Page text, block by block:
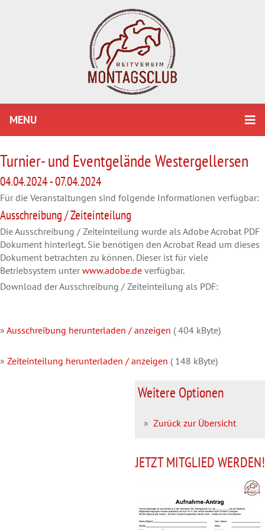
MENU
Turnier- und Eventgelände Westergellersen
04.04.2024 - 07.04.2024
Für die Veranstaltungen sind folgende Informationen verfügbar:
Ausschreibung / Zeiteinteilung
Die Ausschreibung / Zeiteinteilung wurde als Adobe Acrobat PDF
Dokument hinterlegt. Sie benötigen den Acrobat Read um dieses
Dokument betrachten zu können. Dieser ist für viele
Betriebsystem unter www.adobe.de verfügbar.
Download der Ausschreibung / Zeiteinteilung als PDF:
» Ausschreibung herunterladen / anzeigen ( 404 kByte)
» Zeiteinteilung herunterladen / anzeigen ( 148 kByte)
Weitere Optionen
» Zurück zur Übersicht
JETZT MITGLIED WERDEN!